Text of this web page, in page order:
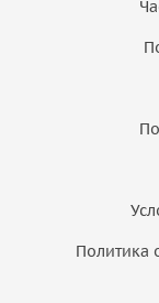
Политика